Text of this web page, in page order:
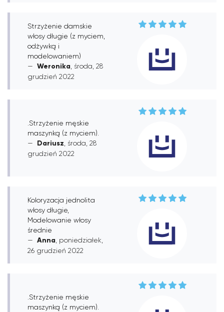
Strzyżenie damskie
włosy długie (z myciem,
odżywką i
modelowaniem)
Weronika , środa, 28
grudzień 2022
.Strzyżenie męskie
maszynką (z myciem).
Dariusz , środa, 28
grudzień 2022
Koloryzacja jednolita
włosy długie,
Modelowanie włosy
średnie
Anna , poniedziałek,
26 grudzień 2022
.Strzyżenie męskie
maszynką (z myciem).